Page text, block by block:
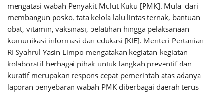
mengatasi wabah Penyakit Mulut Kuku [PMK]. Mulai dari
membangun posko, tata kelola lalu lintas ternak, bantuan
obat, vitamin, vaksinasi, pelatihan hingga pelaksanaan
komunikasi informasi dan edukasi [KIE]. Menteri Pertanian
RI Syahrul Yasin Limpo mengatakan kegiatan-kegiatan
kolaboratif berbagai pihak untuk langkah preventif dan
kuratif merupakan respons cepat pemerintah atas adanya
laporan penyebaran wabah PMK diberbagai daerah terus